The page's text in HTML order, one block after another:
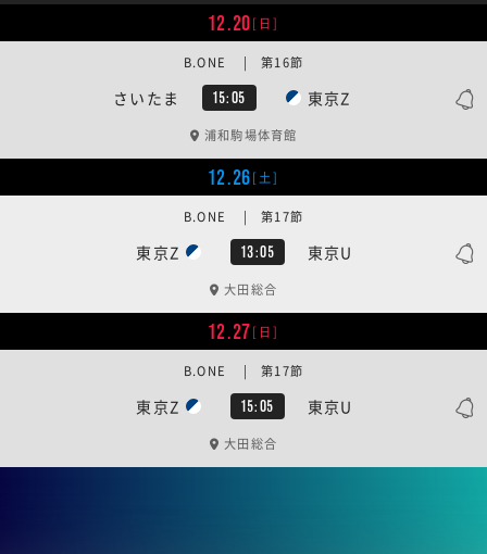
12.20[日]
さいたま 15:05 東京Z
B.ONE | 第16節
浦和駒場体育館
12.26[土]
東京Z 13:05 東京U
B.ONE | 第17節
大田総合
12.27[日]
東京Z 15:05 東京U
B.ONE | 第17節
大田総合